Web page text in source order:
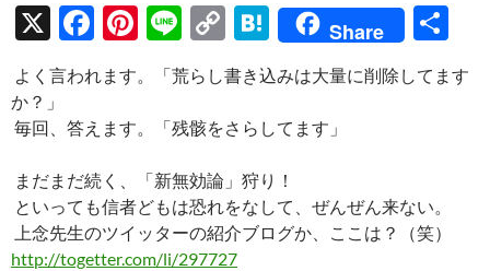
X
F
ac
e
b
o
o
k
Pi
nt
er
es
t
Li
n
e
C
o
p
y
Li
n
k
H
at
e
n
a
Share
有
よく言われます。「荒らし書き込みは大量に削除してます
か？」
毎回、答えます。「残骸をさらしてます」
まだまだ続く、「新無効論」狩り！
といっても信者どもは恐れをなして、ぜんぜん来ない。
上念先生のツイッターの紹介ブログか、ここは？（笑）
http://togetter.com/li/297727